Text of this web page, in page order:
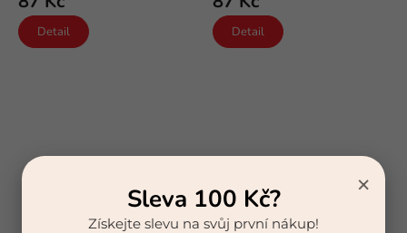
Detail Detail
×
Sleva 100 Kč?
Získejte slevu na svůj první nákup!